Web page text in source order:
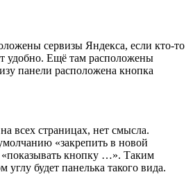
сервизы Яндекса, если кто-то
удобно. Ещё там расположены
панели расположена кнопка
всех страницах, нет смысла.
«закрепить в новой
«показывать кнопку …». Таким
углу будет панелька такого вида.